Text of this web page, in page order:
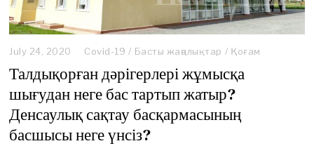
July 24, 2020
l
y
2
8
2
Covid-19 / Басты жаңалықтар / Қоғам
Талдықорған дәрігерлері жұмысқа
шығудан неге бас тартып жатыр?
Денсаулық сақтау басқармасының
басшысы неге үнсіз?